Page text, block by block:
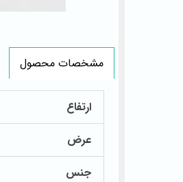
مشخصات محصول
ارتفاع
عرض
جنس